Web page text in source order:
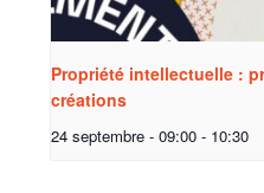
Propriété intellectuelle :
créations
24 septembre - 09:00 - 10:30